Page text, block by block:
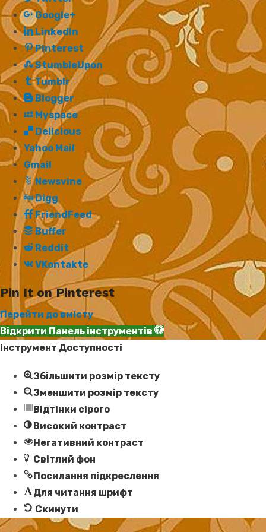
Google+
LinkedIn
Pinterest
StumbleUpon
Tumblr
Blogger
Myspace
Delicious
Yahoo Mail
Gmail
Newsvine
Digg
FriendFeed
Buffer
Reddit
VKontakte
Pin It on Pinterest
Перейти до вмісту
Відкрити Панель інструментів
Інструмент Доступності
Збільшити розмір тексту
Зменшити розмір тексту
Відтінки сірого
Високий контраст
Негативний контраст
Світлий фон
Посилання підкреслення
Для читання шрифт
Скинути